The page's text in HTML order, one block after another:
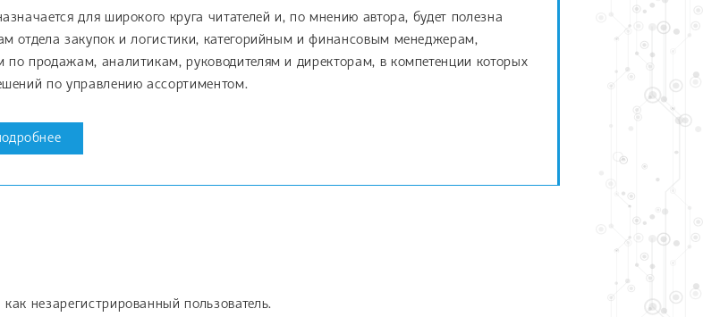
для широкого круга читателей и, по мнению автора, будет полезна
отдела закупок и логистики, категорийным и финансовым менеджерам,
по продажам, аналитикам, руководителям и директорам, в компетенции которых
по управлению ассортиментом.
незарегистрированный пользователь.